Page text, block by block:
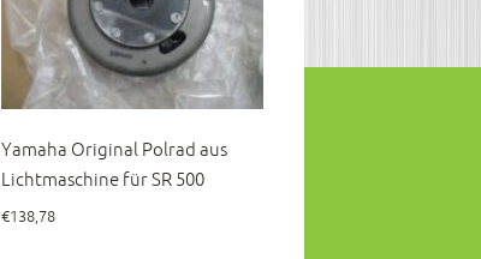
Yamaha Original Polrad aus
Lichtmaschine für SR 500
€138,78